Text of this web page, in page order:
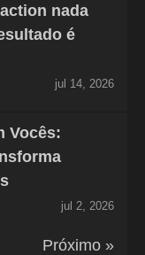
nada
é
jul 14, 2026
Vocês:
jul 2, 2026
Próximo »